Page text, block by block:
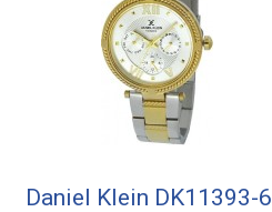
Daniel Klein DK11393-6